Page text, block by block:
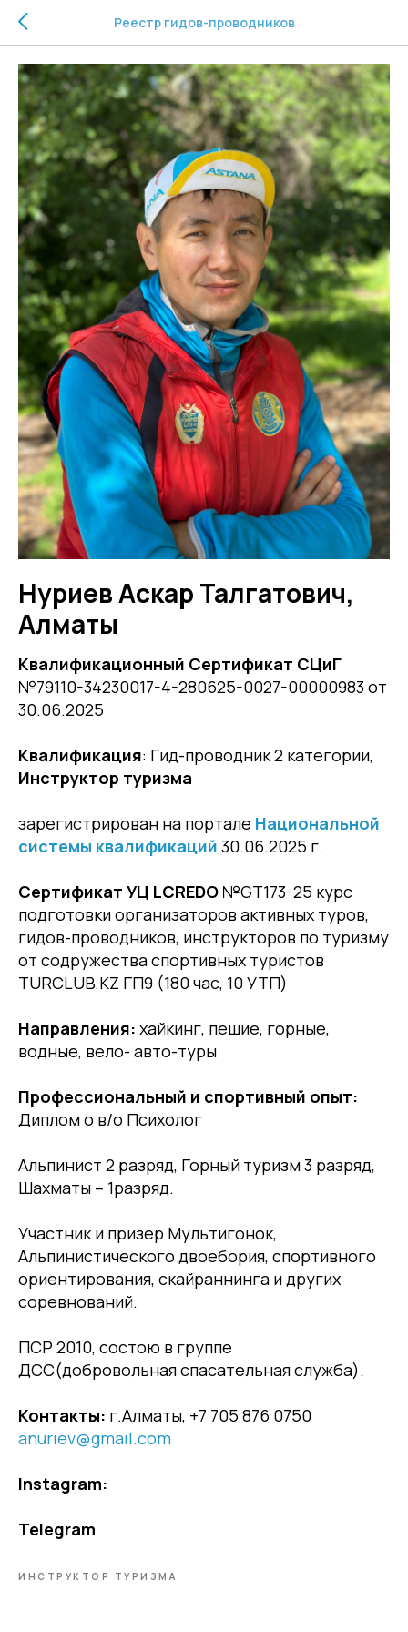
Реестр гидов-проводников
Нуриев Аскар Талгатович,
Алматы
Квалификационный Сертификат СЦиГ
№79110-34230017-4-280625-0027-00000983 от
30.06.2025
Квалификация: Гид-проводник 2 категории,
Инструктор туризма
зарегистрирован на портале Национальной
системы квалификаций 30.06.2025 г.
Сертификат УЦ LCREDO №GT173-25 курс
подготовки организаторов активных туров,
гидов-проводников, инструкторов по туризму
от содружества спортивных туристов
TURCLUB.KZ ГП9 (180 час, 10 УТП)
Направления: хайкинг, пешие, горные,
водные, вело- авто-туры
Профессиональный и спортивный опыт:
Диплом о в/о Психолог
Альпинист 2 разряд, Горный туризм 3 разряд,
Шахматы – 1разряд.
Участник и призер Мультигонок,
Альпинистического двоебория, спортивного
ориентирования, скайраннинга и других
соревнований.
ПСР 2010, состою в группе
ДСС(добровольная спасательная служба).
Контакты: г.Алматы, +7 705 876 0750
anuriev@gmail.com
Instagram:
Telegram
ИНСТРУКТОР ТУРИЗМА